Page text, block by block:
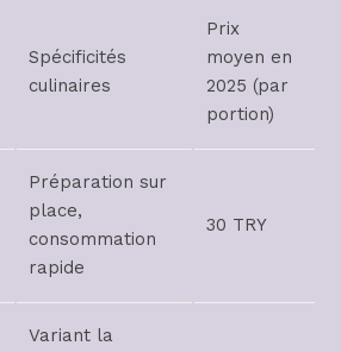
Spécificités
culinaires
Prix
moyen en
2025 (par
portion)
Préparation sur
place,
consommation
rapide
30 TRY
Variant la